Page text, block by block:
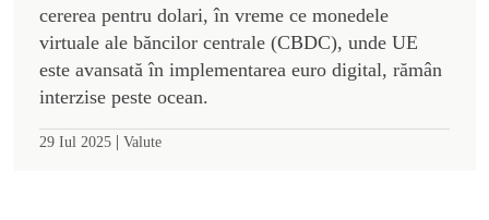
cererea pentru dolari, în vreme ce monedele
virtuale ale băncilor centrale (CBDC), unde UE
este avansată în implementarea euro digital, rămân
interzise peste ocean.
29 Iul 2025 | Valute